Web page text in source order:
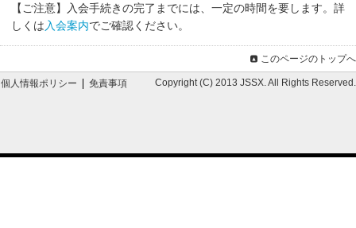
【ご注意】入会手続きの完了までには、一定の時間を要します。詳
しくは 入会案内でご確認ください。
このページのトップへ
個人情報ポリシー 免責事項 Copyright (C) 2013 JSSX. All Rights Reserved.